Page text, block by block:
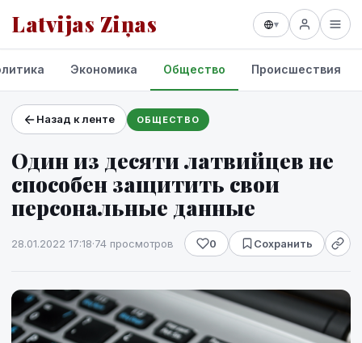
Latvijas Ziņas ▾
Проекты и сервисы
Прогноз погоды
Экономика Общество Происшествия
Назад к ленте ОБЩЕСТВО
Один из десяти латвийцев не
способен защитить свои
персональные данные
28.01.2022 17:18·74 просмотров 0 Сохранить